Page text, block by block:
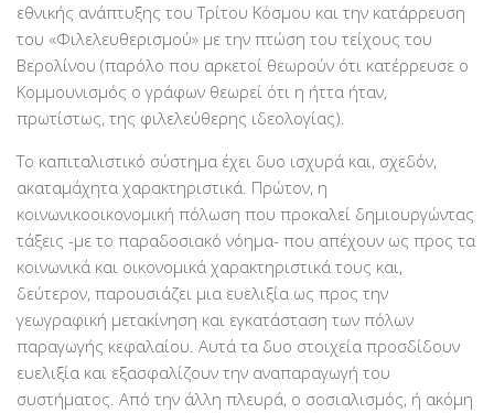
εθνικής ανάπτυξης του Τρίτου Κόσμου και την κατάρρευση
του «Φιλελευθερισμού» με την πτώση του τείχους του
Βερολίνου (παρόλο που αρκετοί θεωρούν ότι κατέρρευσε ο
Κομμουνισμός ο γράφων θεωρεί ότι η ήττα ήταν,
πρωτίστως, της φιλελεύθερης ιδεολογίας).
Το καπιταλιστικό σύστημα έχει δυο ισχυρά και, σχεδόν,
ακαταμάχητα χαρακτηριστικά. Πρώτον, η
κοινωνικοοικονομική πόλωση που προκαλεί δημιουργώντας
τάξεις -με το παραδοσιακό νόημα- που απέχουν ως προς τα
κοινωνικά και οικονομικά χαρακτηριστικά τους και,
δεύτερον, παρουσιάζει μια ευελιξία ως προς την
γεωγραφική μετακίνηση και εγκατάσταση των πόλων
παραγωγής κεφαλαίου. Αυτά τα δυο στοιχεία προσδίδουν
ευελιξία και εξασφαλίζουν την αναπαραγωγή του
συστήματος. Από την άλλη πλευρά, ο σοσιαλισμός, ή ακόμη